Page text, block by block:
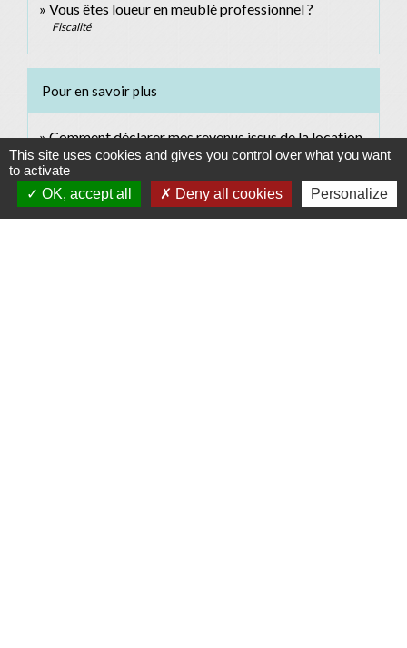
Vous êtes loueur en meublé professionnel ?
Fiscalité
Pour en savoir plus
Comment déclarer mes revenus issus de la location
meublée ?open_in_new
Ministère chargé des finances
Site des impôts open_in_new
This site uses cookies and gives you control over what you want
to activate
OK, accept all
Deny all cookies Personalize